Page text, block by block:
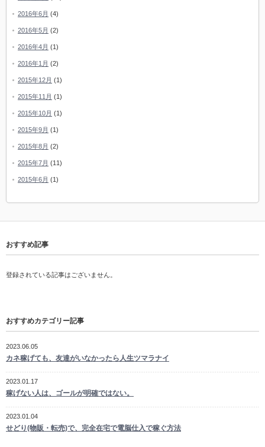
2016年6月 (4)
2016年5月 (2)
2016年4月 (1)
2016年1月 (2)
2015年12月 (1)
2015年11月 (1)
2015年10月 (1)
2015年9月 (1)
2015年8月 (2)
2015年7月 (11)
2015年6月 (1)
おすすめ記事
登録されている記事はございません。
おすすめカテゴリー記事
2023.06.05
カネ稼げても、友達がいなかったら人生ツマラナイ
2023.01.17
稼げない人は、ゴールが明確ではない。
2023.01.04
せどり(物販・転売)で、完全在宅で電脳仕入で稼ぐ方法